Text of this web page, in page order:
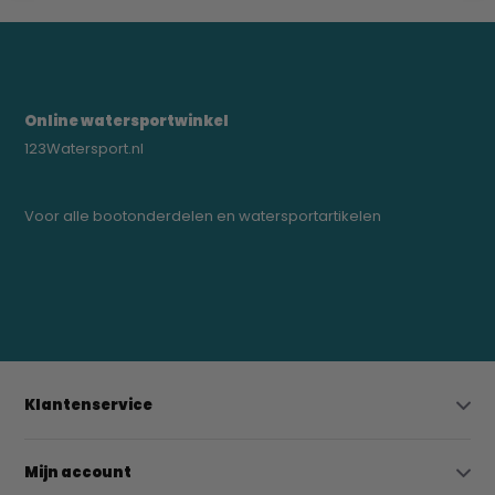
Online watersportwinkel
123Watersport.nl
Voor alle bootonderdelen en watersportartikelen
Klantenservice
Mijn account